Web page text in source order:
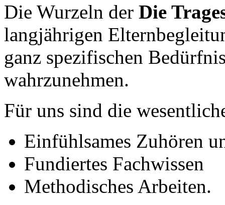
Die Wurzeln der Die
langjährigen
ganz spezifischen
wahrzunehmen.
Für uns sind die
Einfühlsames Zuhören
Fundiertes Fachwissen
Methodisches Arbeiten.